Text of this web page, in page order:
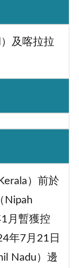
及喀拉拉
）前於
Nipah
月暫獲控
年7月21日
Nadu）邊